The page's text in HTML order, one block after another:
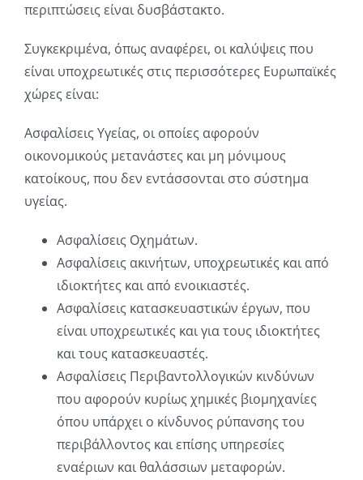
περιπτώσεις είναι δυσβάστακτο.
Συγκεκριμένα, όπως αναφέρει, οι καλύψεις που
είναι υποχρεωτικές στις περισσότερες Ευρωπαϊκές
χώρες είναι:
Ασφαλίσεις Υγείας, οι οποίες αφορούν
οικονομικούς μετανάστες και μη μόνιμους
κατοίκους, που δεν εντάσσονται στο σύστημα
υγείας.
Ασφαλίσεις Οχημάτων.
Ασφαλίσεις ακινήτων, υποχρεωτικές και από
ιδιοκτήτες και από ενοικιαστές.
Ασφαλίσεις κατασκευαστικών έργων, που
είναι υποχρεωτικές και για τους ιδιοκτήτες
και τους κατασκευαστές.
Ασφαλίσεις Περιβαντολλογικών κινδύνων
που αφορούν κυρίως χημικές βιομηχανίες
όπου υπάρχει ο κίνδυνος ρύπανσης του
περιβάλλοντος και επίσης υπηρεσίες
εναέριων και θαλάσσιων μεταφορών.